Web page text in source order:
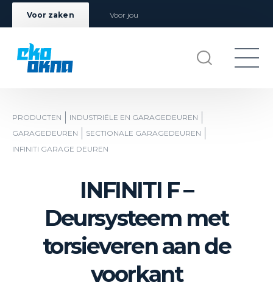
Voor zaken Voor jou
PRODUCTEN
INDUSTRIËLE EN GARAGEDEUREN
GARAGEDEUREN
SECTIONALE GARAGEDEUREN
INFINITI GARAGE DEUREN
INFINITI F –
Deursysteem met
torsieveren aan de
voorkant